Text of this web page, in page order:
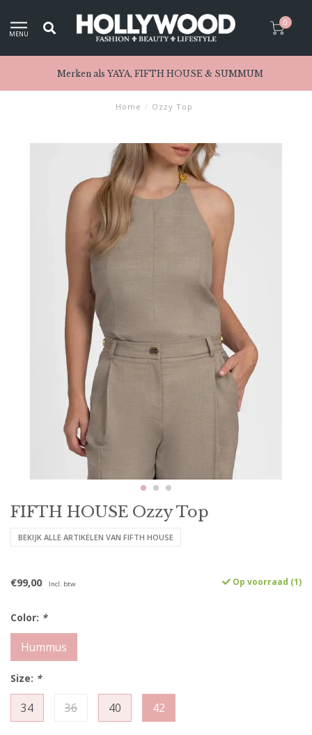
MENU
0
Merken als YAYA, FIFTH HOUSE & SUMMUM
Home / Ozzy Top
FIFTH HOUSE Ozzy Top
BEKIJK ALLE ARTIKELEN VAN FIFTH HOUSE
€99,00 Incl. btw Op voorraad (1)
Color: *
Hummus
Size: *
34 36 40 42